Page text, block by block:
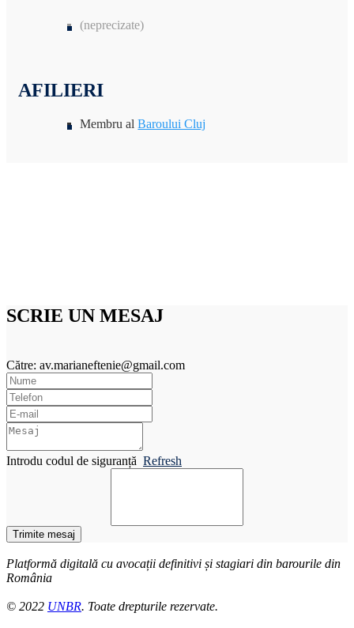
(neprecizate)
AFILIERI
Membru alBaroului Cluj
SCRIE UN MESAJ
Către: av.marianeftenie@gmail.com
Introdu codul de siguranță Refresh
Trimite mesaj
Platformă digitală cu avocații definitivi și stagiari din barourile din
România
© 2022 UNBR. Toate drepturile rezervate.